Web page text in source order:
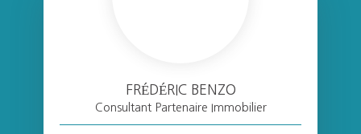
FRÉDÉRIC BENZO
Consultant Partenaire Immobilier